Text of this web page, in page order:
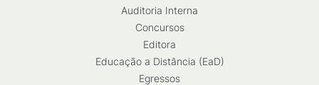
Auditoria Interna
Concursos
Editora
Educação a Distância (EaD)
Egressos